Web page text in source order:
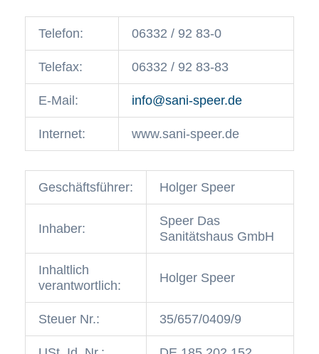
Telefon: 06332 / 92 83-0
Telefax: 06332 / 92 83-83
E-Mail: info@sani-speer.de
Internet: www.sani-speer.de
Geschäftsführer: Holger Speer
Inhaber:
Speer Das
Sanitätshaus GmbH
Inhaltlich
verantwortlich:
Holger Speer
Steuer Nr.: 35/657/0409/9